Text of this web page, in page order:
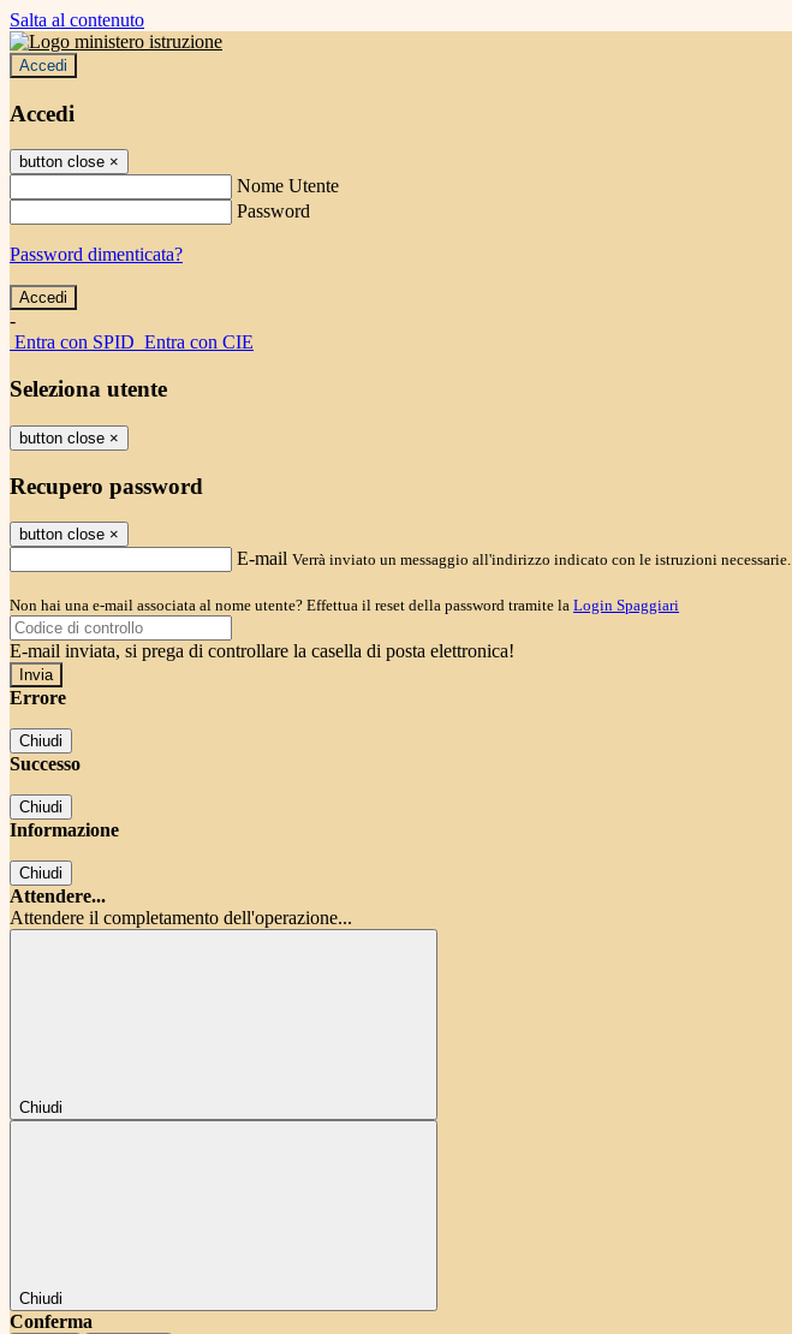
Salta al contenuto
Accedi
Accedi
button close ×
Nome Utente
Password
Password dimenticata?
-
Entra con SPID Entra con CIE
Seleziona utente
button close ×
Recupero password
button close ×
E-mail Verrà inviato un messaggio all'indirizzo indicato con le istruzioni necessarie.
Non hai una e-mail associata al nome utente? Effettua il reset della password tramite la Login Spaggiari
E-mail inviata, si prega di controllare la casella di posta elettronica!
Errore
Chiudi
Successo
Chiudi
Informazione
Chiudi
Attendere...
Attendere il completamento dell'operazione...
Chiudi
Chiudi
Conferma